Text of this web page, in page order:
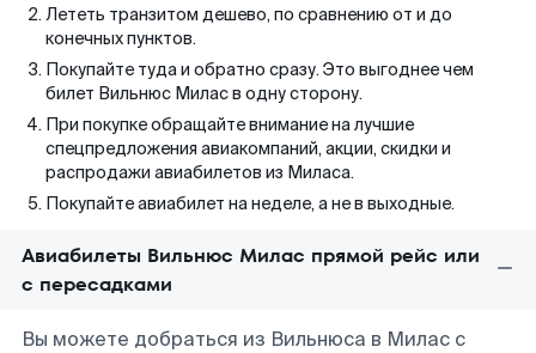
Лететь транзитом дешево, по сравнению от и до
конечных пунктов.
Покупайте туда и обратно сразу. Это выгоднее чем
билет Вильнюс Милас в одну сторону.
При покупке обращайте внимание на лучшие
спецпредложения авиакомпаний, акции, скидки и
распродажи авиабилетов из Миласа.
Покупайте авиабилет на неделе, а не в выходные.
Авиабилеты Вильнюс Милас прямой рейс или
с пересадками
Вы можете добраться из Вильнюса в Милас с